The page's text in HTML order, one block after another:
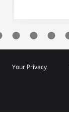
Your Privacy